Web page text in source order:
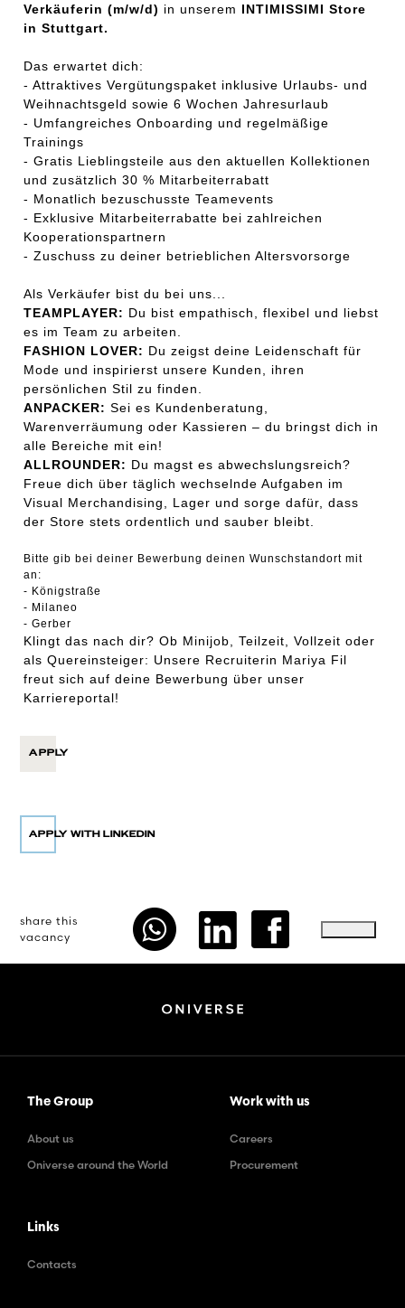
Verkäuferin (m/w/d) in unserem INTIMISSIMI Store
in Stuttgart.
Das erwartet dich:
- Attraktives Vergütungspaket inklusive Urlaubs- und
Weihnachtsgeld sowie 6 Wochen Jahresurlaub
- Umfangreiches Onboarding und regelmäßige
Trainings
- Gratis Lieblingsteile aus den aktuellen Kollektionen
und zusätzlich 30 % Mitarbeiterrabatt
- Monatlich bezuschusste Teamevents
- Exklusive Mitarbeiterrabatte bei zahlreichen
Kooperationspartnern
- Zuschuss zu deiner betrieblichen Altersvorsorge
Als Verkäufer bist du bei uns...
TEAMPLAYER: Du bist empathisch, flexibel und liebst
es im Team zu arbeiten.
FASHION LOVER: Du zeigst deine Leidenschaft für
Mode und inspirierst unsere Kunden, ihren
persönlichen Stil zu finden.
ANPACKER: Sei es Kundenberatung,
Warenverräumung oder Kassieren – du bringst dich in
alle Bereiche mit ein!
ALLROUNDER: Du magst es abwechslungsreich?
Freue dich über täglich wechselnde Aufgaben im
Visual Merchandising, Lager und sorge dafür, dass
der Store stets ordentlich und sauber bleibt.
Bitte gib bei deiner Bewerbung deinen Wunschstandort mit
an:
- Königstraße
- Milaneo
- Gerber
Klingt das nach dir? Ob Minijob, Teilzeit, Vollzeit oder
als Quereinsteiger: Unsere Recruiterin Mariya Fil
freut sich auf deine Bewerbung über unser
Karriereportal!
APPLY
share this
vacancy
The Group
About us
Oniverse around the World
Work with us
Careers
Procurement
Links
Contacts